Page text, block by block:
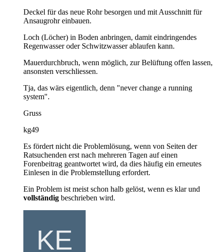
Deckel für das neue Rohr besorgen und mit Ausschnitt für
Ansaugrohr einbauen.
Loch (Löcher) in Boden anbringen, damit eindringendes
Regenwasser oder Schwitzwasser ablaufen kann.
Mauerdurchbruch, wenn möglich, zur Belüftung offen lassen,
ansonsten verschliessen.
Tja, das wärs eigentlich, denn "never change a running
system".
Gruss
kg49
Es fördert nicht die Problemlösung, wenn von Seiten der
Ratsuchenden erst nach mehreren Tagen auf einen
Forenbeitrag geantwortet wird, da dies häufig ein erneutes
Einlesen in die Problemstellung erfordert.
Ein Problem ist meist schon halb gelöst, wenn es klar und
vollständig beschrieben wird.